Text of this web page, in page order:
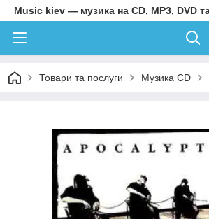
Music kiev — музика на CD, MP3, DVD
Товари та послуги Музика CD